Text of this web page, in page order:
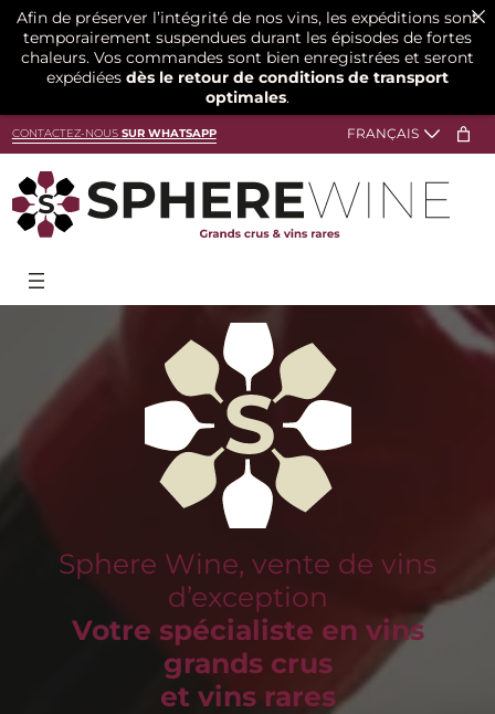
CONTACTEZ-NOUS SUR WHATSAPP
Sphere Wine, vente de vins
d’exception
Votre spécialiste en vins
grands crus
et vins rares
Afin de préserver l’intégrité de nos vins, les expéditions sont
temporairement suspendues durant les épisodes de fortes
chaleurs. Vos commandes sont bien enregistrées et seront
expédiées dès le retour de conditions de transport
optimales.